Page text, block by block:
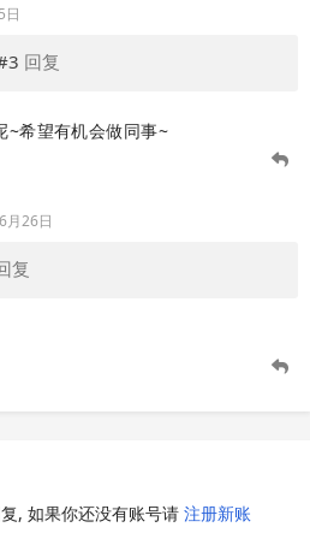
日
回复
~希望有机会做同事~
月26日
复
, 如果你还没有账号请 注册新账